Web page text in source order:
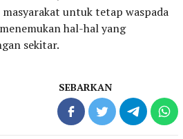
untuk tetap waspada
hal-hal yang
sekitar.
SEBARKAN